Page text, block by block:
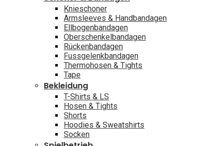
Knieschoner
Armsleeves & Handbandagen
Ellbogenbandagen
Oberschenkelbandagen
Rückenbandagen
Fussgelenkbandagen
Thermohosen & Tights
Tape
Bekleidung
T-Shirts & LS
Hosen & Tights
Shorts
Hoodies & Sweatshirts
Socken